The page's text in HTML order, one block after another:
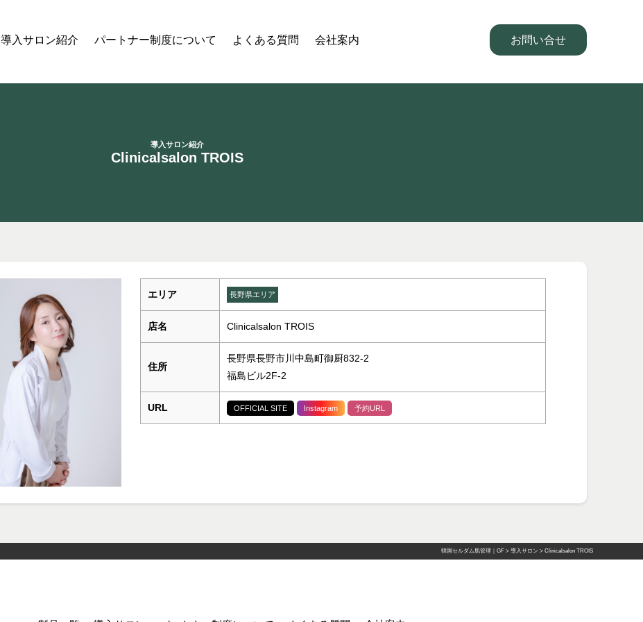
導入サロン紹介 パートナー制度について よくある質問 会社案内 お問い合せ
導入サロン紹介
Clinicalsalon TROIS
エリア 長野県エリア
店名 Clinicalsalon TROIS
住所
長野県長野市川中島町御厨832-2
福島ビル2F-2
URL OFFICIAL SITE Instagram 予約URL
韓国セルダム肌管理｜GF > 導入サロン > Clinicalsalon TROIS